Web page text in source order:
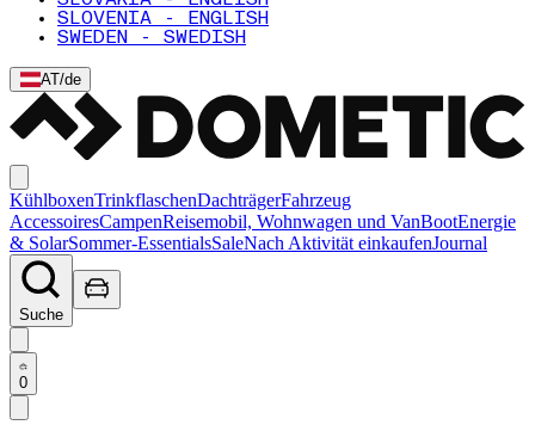
SLOVENIA - ENGLISH
SWEDEN - SWEDISH
AT/de
KühlboxenTrinkflaschenDachträgerFahrzeug
AccessoiresCampenReisemobil, Wohnwagen und VanBootEnergie
& SolarSommer-EssentialsSaleNach Aktivität einkaufenJournal
Suche
0